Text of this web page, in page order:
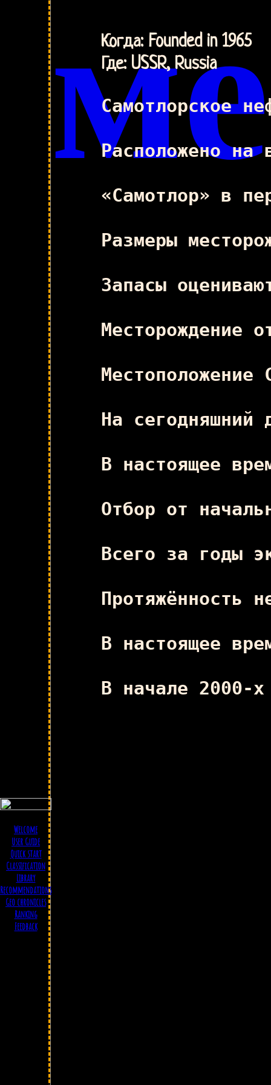
Когда: Founded in 1965
Где: USSR, Russia
Самотлорское
Расположено на
«Самотлор» в
Размеры
Запасы
Месторождение
На сегодняшний
В настоящее
Отбор от
Всего за годы
Протяжённость
В настоящее
В начале 2000-
Welcome
User Guide
Quick start
Classification
Library
Recommendations
Geo chronicles
Ranking
Feedback